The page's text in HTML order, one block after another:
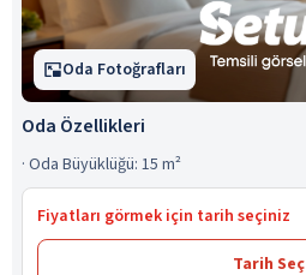
Oda Fotoğrafları
Oda Özellikleri
· Oda Büyüklüğü: 15 m²
Fiyatları görmek için tarih seçiniz
Tarih Seç